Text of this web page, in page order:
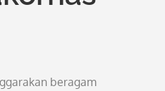
beragam